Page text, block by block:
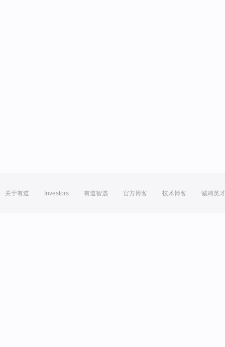
关于有道 Investors 有道智选 官方博客 技术博客 诚聘英才